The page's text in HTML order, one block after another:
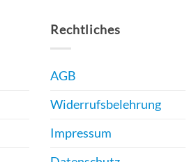
mehrere
Varianten
Die
Optionen
auf
Rechtliches
AGB
Widerrufsbelehrung
Impressum